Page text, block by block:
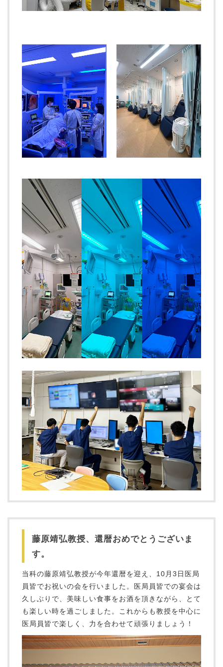
藤原靖弘教授、還暦おめでとうございま
す。
当科の藤原靖弘教授が今年還暦を迎え、10月3日医局
員皆でお祝いの会を行いました。医局員皆での宴会は
久しぶりで、美味しい食事をお酒を頂きながら、とて
も楽しい時を過ごしました。これからも教授を中心に
医局員皆で楽しく、力を合わせて頑張りましょう！